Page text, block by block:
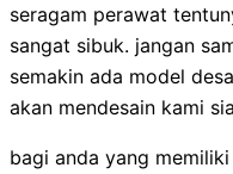
seragam perawat
sangat sibuk. jangan
semakin ada model
akan mendesain kami
bagi anda yang